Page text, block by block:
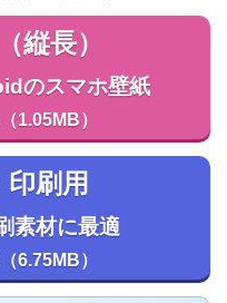
縦長）
のスマホ壁紙
1.05MB）
印刷用
素材に最適
6.75MB）